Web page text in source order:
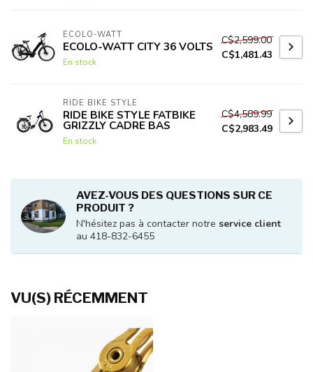
ECOLO-WATT
ECOLO-WATT CITY 36 VOLTS
En stock
C$2,599.00
C$1,481.43
RIDE BIKE STYLE
RIDE BIKE STYLE FATBIKE
GRIZZLY CADRE BAS
En stock
C$4,589.99
C$2,983.49
AVEZ-VOUS DES QUESTIONS SUR CE
PRODUIT ?
N'hésitez pas à contacter notre service client
au 418-832-6455
VU(S) RÉCEMMENT